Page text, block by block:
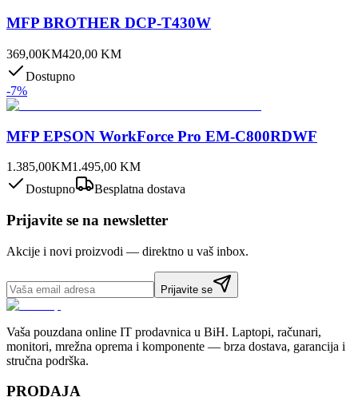
MFP BROTHER DCP-T430W
369,00KM420,00 KM
Dostupno
-7%
MFP EPSON WorkForce Pro EM-C800RDWF
1.385,00KM1.495,00 KM
Dostupno
Besplatna dostava
Prijavite se na newsletter
Akcije i novi proizvodi — direktno u vaš inbox.
Prijavite se
Vaša pouzdana online IT prodavnica u BiH. Laptopi, računari,
monitori, mrežna oprema i komponente — brza dostava, garancija i
stručna podrška.
PRODAJA